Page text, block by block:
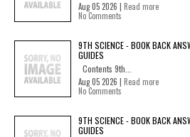
Aug 05 2026 | Read more
No Comments
9TH SCIENCE - BOOK BACK
GUIDES
Contents 9th...
Aug 05 2026 | Read more
No Comments
9TH SCIENCE - BOOK BACK
GUIDES